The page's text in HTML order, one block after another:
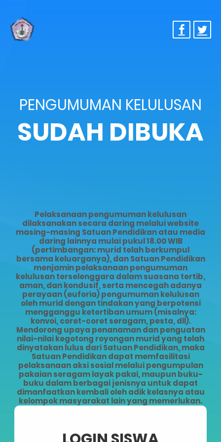
PENGUMUMAN KELULUSAN
SUDAH DIBUKA
Pelaksanaan pengumuman kelulusan
dilaksanakan secara daring melalui website
masing-masing Satuan Pendidikan atau media
daring lainnya mulai pukul 18.00 WIB
(pertimbangan: murid telah berkumpul
bersama keluarganya), dan Satuan Pendidikan
menjamin pelaksanaan pengumuman
kelulusan terselenggara dalam suasana tertib,
aman, dan kondusif, serta mencegah adanya
perayaan (euforia) pengumuman kelulusan
oleh murid dengan tindakan yang berpotensi
mengganggu ketertiban umum (misalnya:
konvoi, coret-coret seragam, pesta, dll).
Mendorong upaya penanaman dan penguatan
nilai-nilai kegotong royongan murid yang telah
dinyatakan lulus dari Satuan Pendidikan, maka
Satuan Pendidikan dapat memfasilitasi
pelaksanaan aksi sosial melalui pengumpulan
pakaian seragam layak pakai, maupun buku-
buku dalam berbagai jenisnya untuk dapat
dimanfaatkan kembali oleh adik kelasnya atau
kelompok masyarakat lain yang memerlukan.